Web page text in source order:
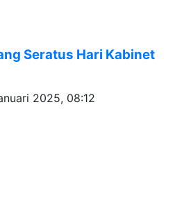
Seratus Hari Kabinet
2025, 08:12